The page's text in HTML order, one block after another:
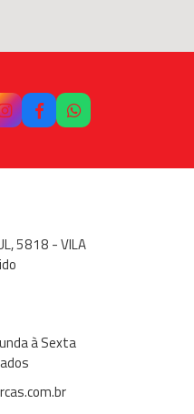
5818 - VILA
à Sexta